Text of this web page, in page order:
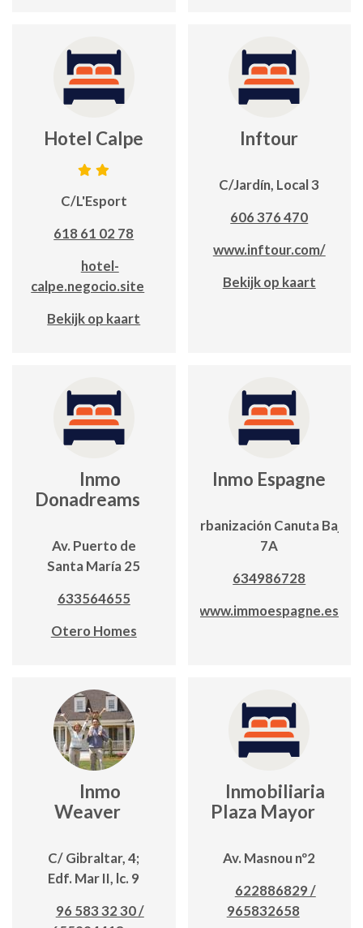
Hotel Calpe
C/L'Esport
618 61 02 78
hotel-
calpe.negocio.site
Bekijk op kaart
Inftour
C/Jardín, Local 3
606 376 470
www.inftour.com/
Bekijk op kaart
Inmo
Donadreams
Av. Puerto de
Santa María 25
633564655
Otero Homes
Inmo Espagne
Urbanización Canuta Baja
7A
634986728
www.immoespagne.es
Inmo
Weaver
C/ Gibraltar, 4;
Edf. Mar II, lc. 9
96 583 32 30 /
Inmobiliaria
Plaza Mayor
Av. Masnou nº2
622886829 /
965832658